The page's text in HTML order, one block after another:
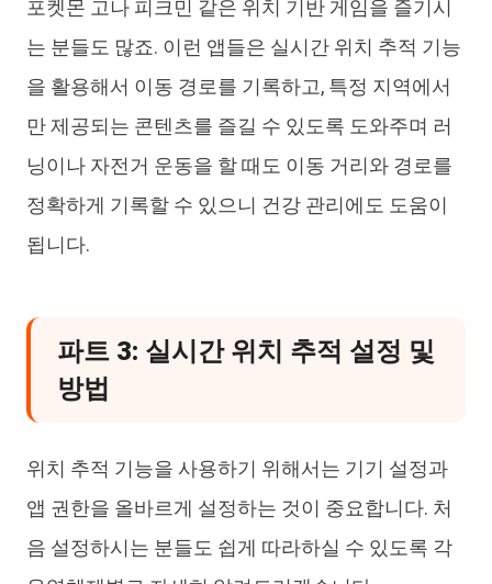
포켓몬 고나 피크민 같은 위치 기반 게임을 즐기시
는 분들도 많죠. 이런 앱들은 실시간 위치 추적 기능
을 활용해서 이동 경로를 기록하고, 특정 지역에서
만 제공되는 콘텐츠를 즐길 수 있도록 도와주며 러
닝이나 자전거 운동을 할 때도 이동 거리와 경로를
정확하게 기록할 수 있으니 건강 관리에도 도움이
됩니다.
파트 3: 실시간 위치 추적 설정 및
방법
위치 추적 기능을 사용하기 위해서는 기기 설정과
앱 권한을 올바르게 설정하는 것이 중요합니다. 처
음 설정하시는 분들도 쉽게 따라하실 수 있도록 각